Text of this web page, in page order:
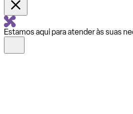
Estamos aqui para atender às suas